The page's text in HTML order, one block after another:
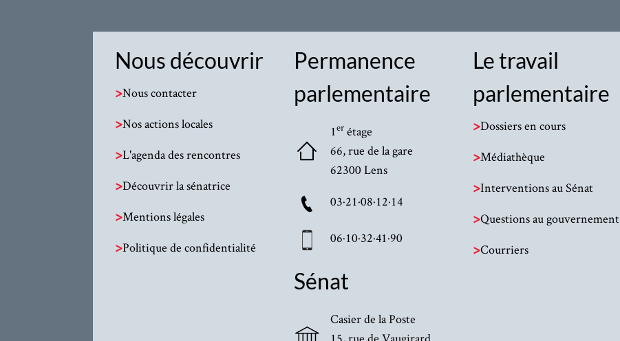
Nous découvrir
>Nous contacter
>Nos actions locales
>L'agenda des rencontres
>Découvrir la sénatrice
>Mentions légales
>Politique de confidentialité
Permanence
parlementaire
1er étage
66, rue de la gare
62300 Lens
03·21·08·12·14
06·10·32·41·90
Sénat
Casier de la Poste
Le travail
parlementaire
>Dossiers en cours
>Médiathèque
>Interventions au Sénat
>Questions au gouvernement
>Courriers